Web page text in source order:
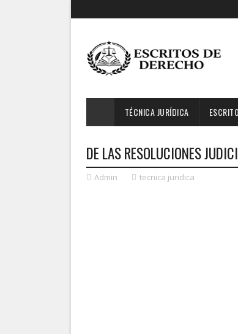
TÉCNICA JURÍDICA
DE LAS RESOLUCIONES
Admin tecnica juridica